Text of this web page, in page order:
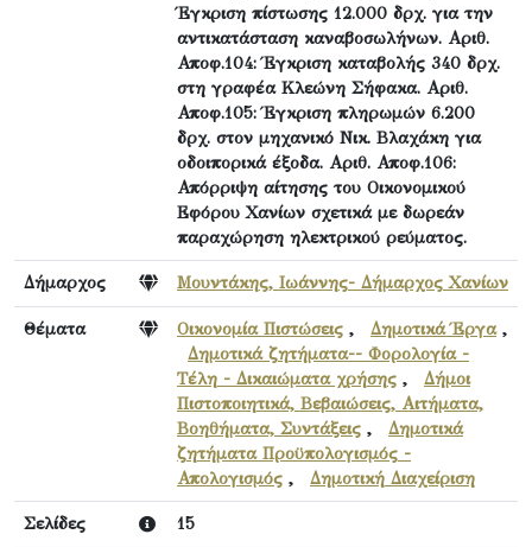
Έγκριση πίστωσης 12.000 δρχ. για την
αντικατάσταση καναβοσωλήνων. Αριθ.
Αποφ.104: Έγκριση καταβολής 340 δρχ.
στη γραφέα Κλεώνη Σήφακα. Αριθ.
Αποφ.105: Έγκριση πληρωμών 6.200
δρχ. στον μηχανικό Νικ. Βλαχάκη για
οδοιπορικά έξοδα. Αριθ. Αποφ.106:
Απόρριψη αίτησης του Οικονομικού
Εφόρου Χανίων σχετικά με δωρεάν
παραχώρηση ηλεκτρικού ρεύματος.
Δήμαρχος Μουντάκης, Ιωάννης- Δήμαρχος Χανίων
Θέματα Οικονομία Πιστώσεις , Δημοτικά Έργα,
Δημοτικά ζητήματα-- Φορολογία -
Τέλη - Δικαιώματα χρήσης , Δήμοι
Πιστοποιητικά, Βεβαιώσεις, Αιτήματα,
Βοηθήματα, Συντάξεις , Δημοτικά
ζητήματα Προϋπολογισμός -
Απολογισμός , Δημοτική Διαχείριση
Σελίδες 15